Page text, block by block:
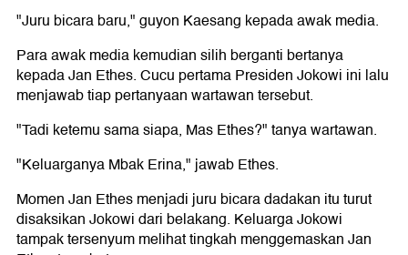
"Juru bicara baru," guyon Kaesang kepada awak media.
Para awak media kemudian silih berganti bertanya
kepada Jan Ethes. Cucu pertama Presiden Jokowi ini lalu
menjawab tiap pertanyaan wartawan tersebut.
"Tadi ketemu sama siapa, Mas Ethes?" tanya wartawan.
"Keluarganya Mbak Erina," jawab Ethes.
Momen Jan Ethes menjadi juru bicara dadakan itu turut
disaksikan Jokowi dari belakang. Keluarga Jokowi
tampak tersenyum melihat tingkah menggemaskan Jan